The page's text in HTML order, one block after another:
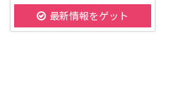
最新情報をゲット